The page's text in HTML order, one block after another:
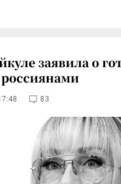
заявила о
россиянами
83